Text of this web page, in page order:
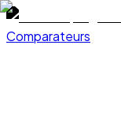
Comparateurs